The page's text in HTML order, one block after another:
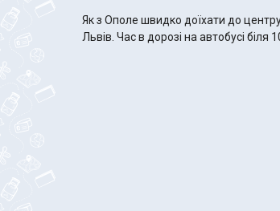
Як з Ополе швидко доїхати до
Львів. Час в дорозі на автобусі біля